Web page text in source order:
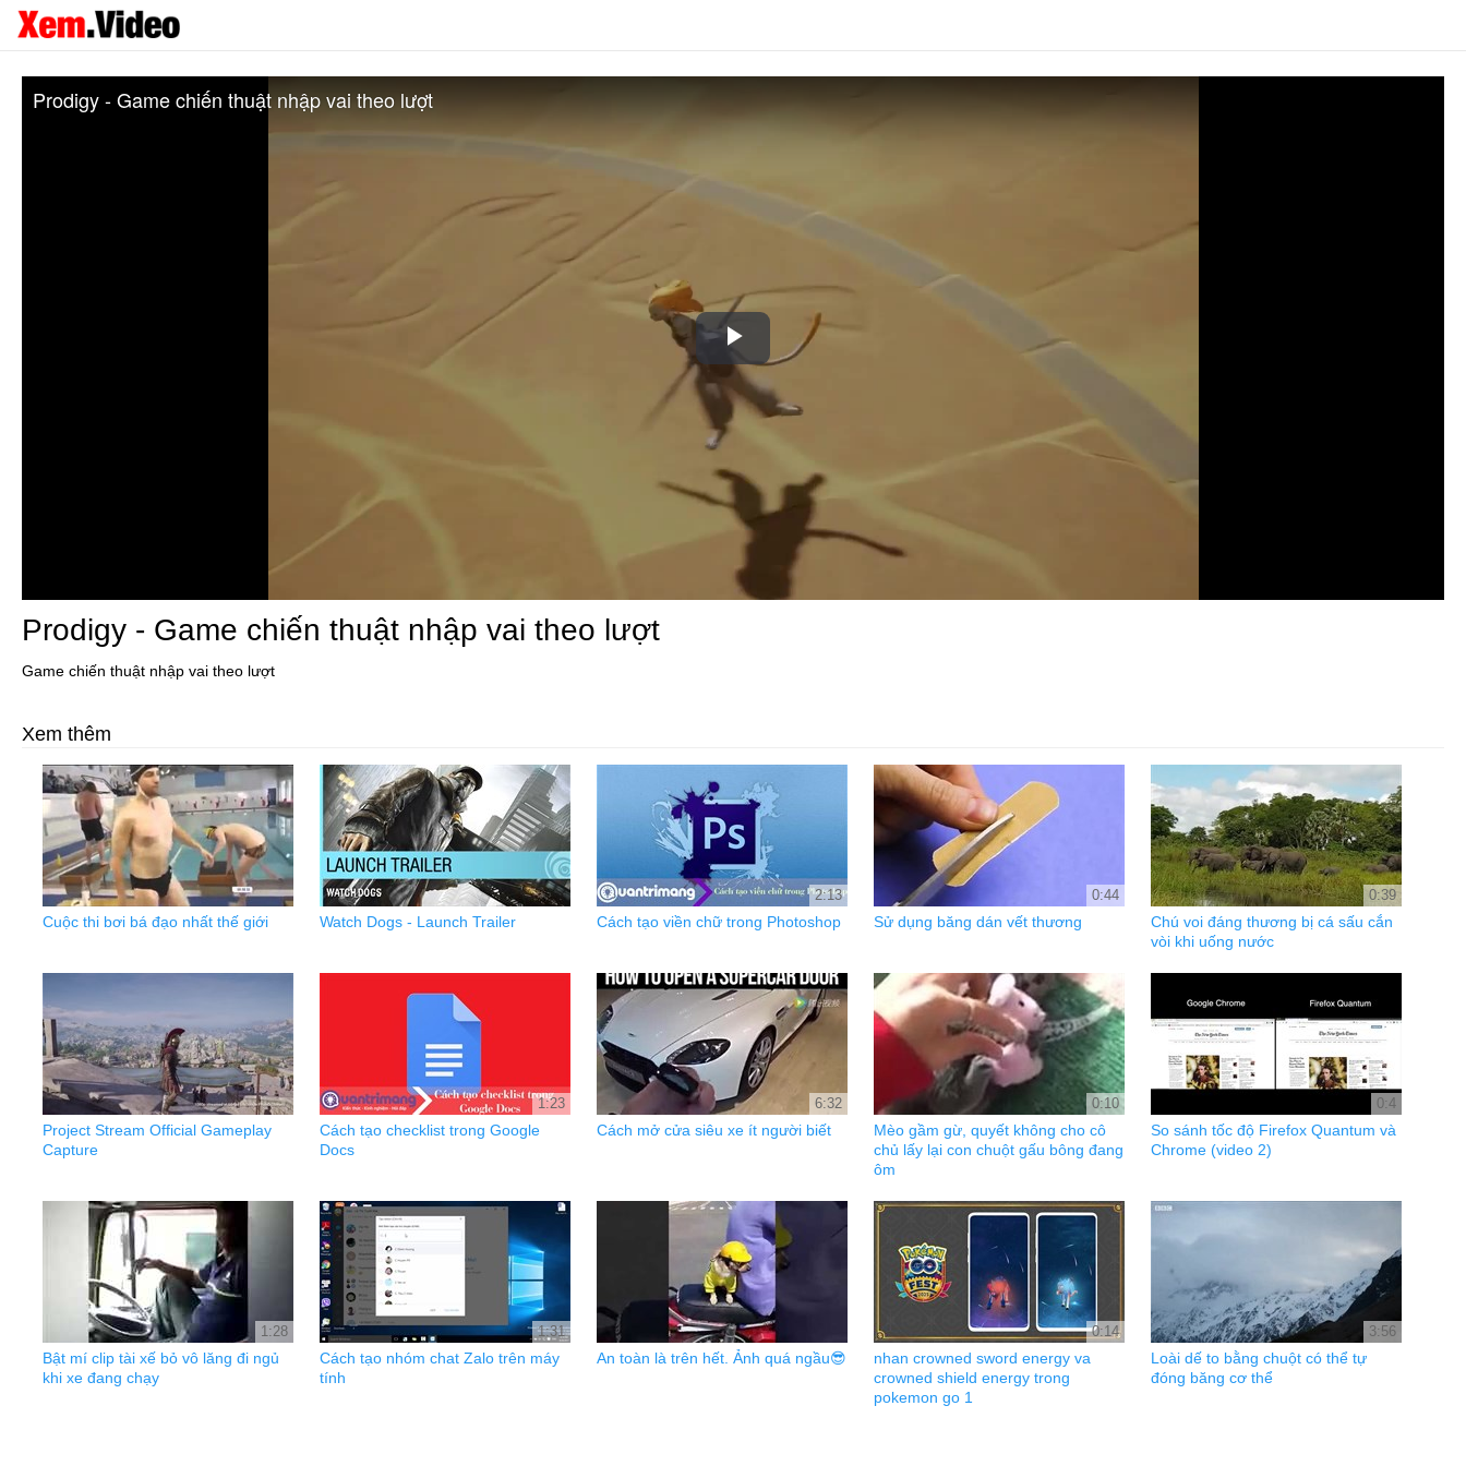
Play
Video
Prodigy - Game chiến thuật nhập vai theo lượt
Prodigy - Game chiến thuật nhập vai theo lượt
Game chiến thuật nhập vai theo lượt
Xem thêm
Cuộc thi bơi bá đạo nhất thế giới Watch Dogs - Launch Trailer
2:13
Cách tạo viền chữ trong Photoshop
0:44
Sử dụng băng dán vết thương
0:39
Chú voi đáng thương bị cá sấu cắn
vòi khi uống nước
Project Stream Official Gameplay
Capture
1:23
Cách tạo checklist trong Google
Docs
6:32
Cách mở cửa siêu xe ít người biết
0:10
Mèo gầm gừ, quyết không cho cô
chủ lấy lại con chuột gấu bông đang
ôm
0:4
So sánh tốc độ Firefox Quantum và
Chrome (video 2)
1:28
Bật mí clip tài xế bỏ vô lăng đi ngủ
khi xe đang chạy
1:31
Cách tạo nhóm chat Zalo trên máy
tính
An toàn là trên hết. Ảnh quá ngầu😎
0:14
nhan crowned sword energy va
crowned shield energy trong
pokemon go 1
3:56
Loài dế to bằng chuột có thể tự
đóng băng cơ thể